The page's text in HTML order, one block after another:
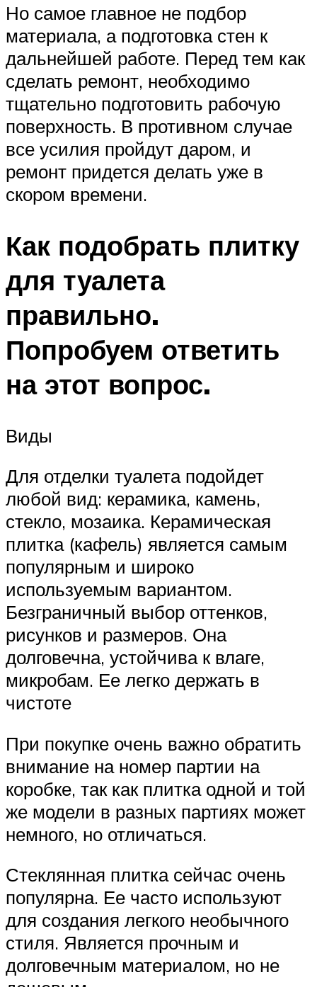
Но самое главное не подбор
материала, а подготовка стен к
дальнейшей работе. Перед тем как
сделать ремонт, необходимо
тщательно подготовить рабочую
поверхность. В противном случае
все усилия пройдут даром, и
ремонт придется делать уже в
скором времени.
Как подобрать плитку
для туалета
правильно.
Попробуем ответить
на этот вопрос.
Виды
Для отделки туалета подойдет
любой вид: керамика, камень,
стекло, мозаика. Керамическая
плитка (кафель) является самым
популярным и широко
используемым вариантом.
Безграничный выбор оттенков,
рисунков и размеров. Она
долговечна, устойчива к влаге,
микробам. Ее легко держать в
чистоте
При покупке очень важно обратить
внимание на номер партии на
коробке, так как плитка одной и той
же модели в разных партиях может
немного, но отличаться.
Стеклянная плитка сейчас очень
популярна. Ее часто используют
для создания легкого необычного
стиля. Является прочным и
долговечным материалом, но не